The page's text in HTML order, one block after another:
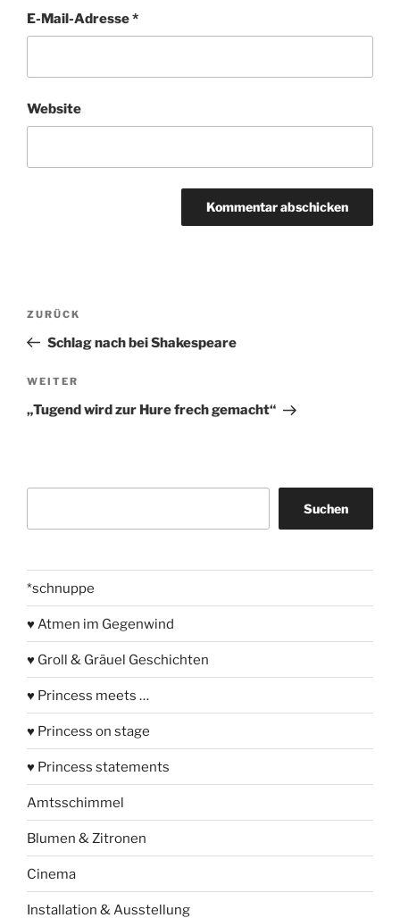
E-Mail-Adresse*
Website
Beitragsnavigation
Vorheriger
Beitrag
ZURÜCK
Schlag nach bei Shakespeare
Nächster
Beitrag
WEITER
„Tugend wird zur Hure frech gemacht“
Suchen
*schnuppe
♥ Atmen im Gegenwind
♥ Groll & Gräuel Geschichten
♥ Princess meets …
♥ Princess on stage
♥ Princess statements
Amtsschimmel
Blumen & Zitronen
Cinema
Installation & Ausstellung